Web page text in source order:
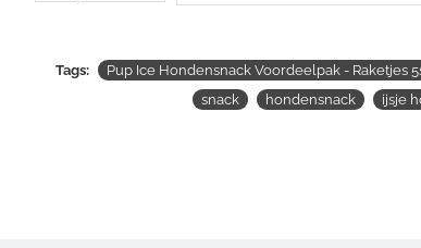
Tags: Pup Ice Hondensnack Voordeelpak - Raketjes
snack
hondensnack ijsje